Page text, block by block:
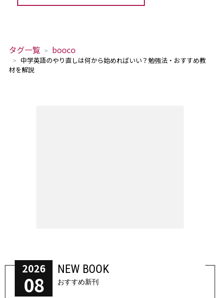
タグ一覧 booco
中学英語のやり直しは何から始めればいい？勉強法・おすすめ教
材を解説
2026
08
NEW BOOK
おすすめ新刊